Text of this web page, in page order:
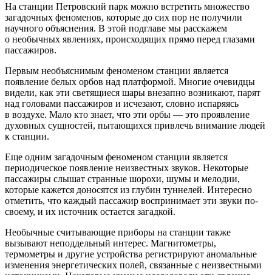
На станции Петровский парк можно встретить множество
загадочных феноменов, которые до сих пор не получили
научного объяснения. В этой подглаве мы расскажем
о необычных явлениях, происходящих прямо перед глазами
пассажиров.
Первым необъяснимым феноменом станции является
появление белых орбов над платформой. Многие очевидцы
видели, как эти светящиеся шары внезапно возникают, парят
над головами пассажиров и исчезают, словно испаряясь
в воздухе. Мало кто знает, что эти орбы — это проявление
духовных сущностей, пытающихся привлечь внимание людей
к станции.
Еще одним загадочным феноменом станции является
периодическое появление неизвестных звуков. Некоторые
пассажиры слышат странные шорохи, шумы и мелодии,
которые кажется доносятся из глубин туннелей. Интересно
отметить, что каждый пассажир воспринимает эти звуки по-
своему, и их источник остается загадкой.
Необычные считывающие приборы на станции также
вызывают неподдельный интерес. Магнитометры,
термометры и другие устройства регистрируют аномальные
изменения энергетических полей, связанные с неизвестными